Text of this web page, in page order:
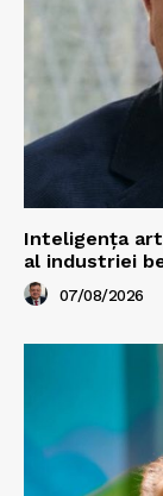
Inteligența
al industriei
07/08/2026